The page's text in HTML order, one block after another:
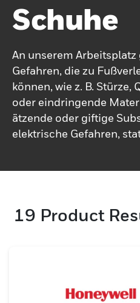
Schuhe
An unserem Arbeitsplatz
Gefahren, die zu
können, wie z. B. Stürze,
oder eindringende
ätzende oder giftige
elektrische Gefahren,
im Labor getestete
vertrauenswürdigsten
19 Product